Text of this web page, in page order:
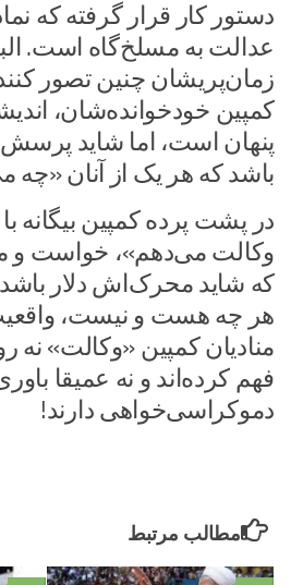
دستور کار قرار گرفته که
عدالت به مسلخ‌گاه است.
زمان‌پریشان چنین تصور
کمپین خودخوانده‌شان،
پنهان است، اما شاید
باشد که هر یک از آنان «چه
در پشت پرده کمپین بیگانه
وکالت می‌دهم»، خواست و
که شاید محرک‌اش دلار
هر چه هست و نیست،
منادیان کمپین «وکالت» نه
فهم کرده‌اند و نه عمیقا
دموکراسی‌خواهی دارند!
مطالب مرتبط